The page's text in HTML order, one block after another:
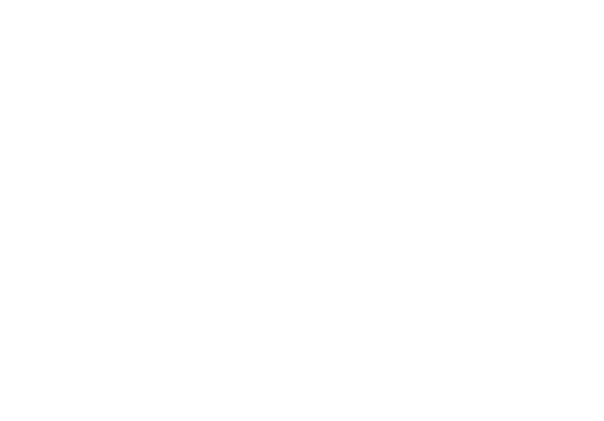
Ordnung